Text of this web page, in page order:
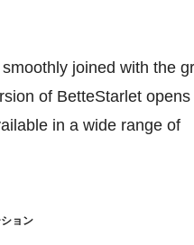
joined with the
of BetteStarlet opens
in a wide range of
ョン